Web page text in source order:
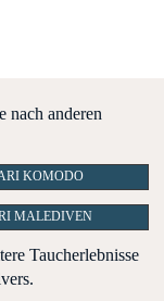
nach anderen
KOMODO
MALEDIVEN
Taucherlebnisse